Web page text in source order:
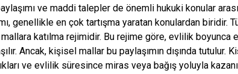
ve maddi talepler de önemli hukuki konular
genellikle en çok tartışma yaratan konulardan biridir.
katılma rejimidir. Bu rejime göre, evlilik boyunca
Ancak, kişisel mallar bu paylaşımın dışında
ve evlilik süresince miras veya bağış yoluyla